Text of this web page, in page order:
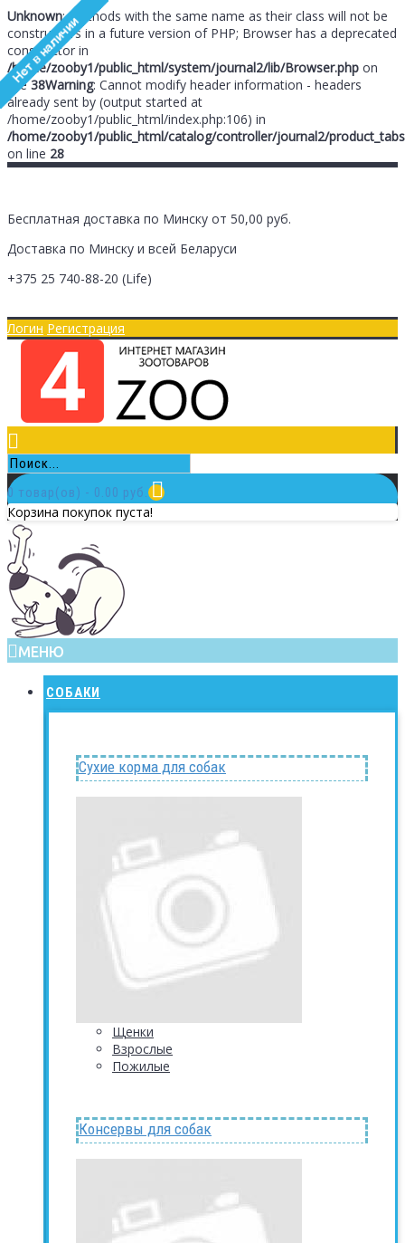
Unknown: Methods with the same name as their class will not be
constructors in a future version of PHP; Browser has a deprecated
constructor in
/home/zooby1/public_html/system/journal2/lib/Browser.php on
line38Warning: Cannot modify header information - headers
already sent by (output started at
/home/zooby1/public_html/index.php:106) in
/home/zooby1/public_html/catalog/controller/journal2/
on line 28
Бесплатная доставка по Минску от 50,00 руб.
Доставка по Минску и всей Беларуси
+375 25 740-88-20 (Life)
Логин Регистрация
0 товар(ов) - 0.00 руб.
Корзина покупок пуста!
МЕНЮ
СОБАКИ
Сухие корма для собак
Щенки
Взрослые
Пожилые
Консервы для собак